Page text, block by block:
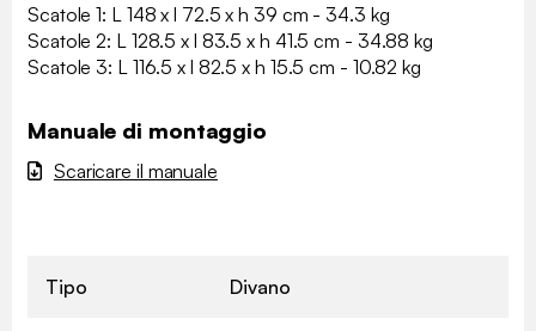
Scatole 1: L 148 x l 72.5 x h 39 cm - 34.3 kg
Scatole 2: L 128.5 x l 83.5 x h 41.5 cm - 34.88 kg
Scatole 3: L 116.5 x l 82.5 x h 15.5 cm - 10.82 kg
Manuale di montaggio
Scaricare il manuale
Tipo Divano